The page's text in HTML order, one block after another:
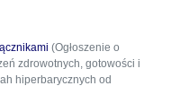
(Ogłoszenie o
zdrowotnych, gotowości i
hiperbarycznych od